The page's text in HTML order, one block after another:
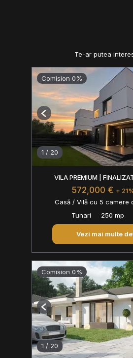
Te-ar putea
Comision 0%
1 / 20
Previous
VILA PREMIUM |
572,000 € +
Casă / Vilă cu 5 camere
Tunari
250 mp
Vezi mai multe
Comision 0%
1 / 20
Previous